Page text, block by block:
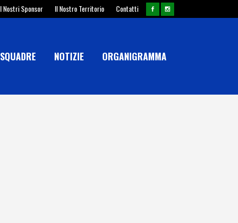
I Nostri Sponsor Il Nostro Territorio Contatti
SQUADRE NOTIZIE ORGANIGRAMMA